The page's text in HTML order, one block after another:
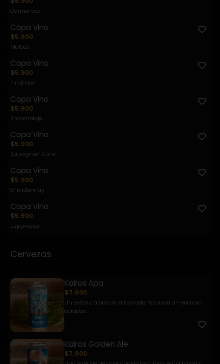
Carmenere
Copa Vino
$5.900
Malbec
Copa Vino
$5.900
Pinot Noir
Copa Vino
$5.900
Ensamblaje
Copa Vino
$5.900
Sauvignon Blanc
Copa Vino
$5.900
Chardonnay
Copa Vino
$5.900
Espumoso
Cervezas
Kairos Apa
$7.900
Un estilo clásico de la llamada “escuela americana”
caracter...
Kairos Golden Ale
$7.900